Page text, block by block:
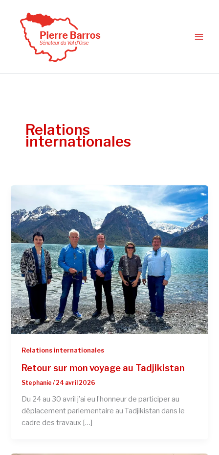
contenu
Relations
internationales
Relations internationales
Retour sur mon voyage au Tadjikistan
Stephanie/ 24 avril 2026
Du 24 au 30 avril j’ai eu l’honneur de participer au
déplacement parlementaire au Tadjikistan dans le
cadre des travaux […]